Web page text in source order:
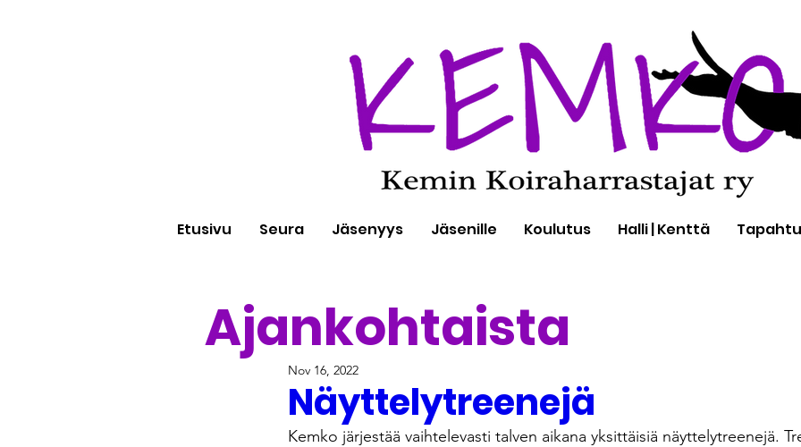
Etusivu Seura Jäsenyys Jäsenille Koulutus Halli | Kenttä
Näyttelytreenejä
Nov 16, 2022
Kemko järjestää vaihtelevasti talven aikana yksittäisiä näyttelytreenejä.
Ajankohtaista